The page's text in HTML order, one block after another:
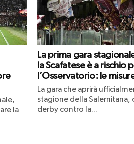
la
La prima gara
la Scafatese è a rischio
l’Osservatorio: le
La gara che aprirà
stagione della Salernitana,
derby contro la...